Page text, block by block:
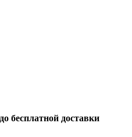
бесплатной доставки